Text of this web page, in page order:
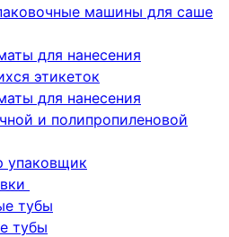
машины для саше
для нанесения
этикеток
для нанесения
и полипропиленовой
упаковщик
тубы
тубы